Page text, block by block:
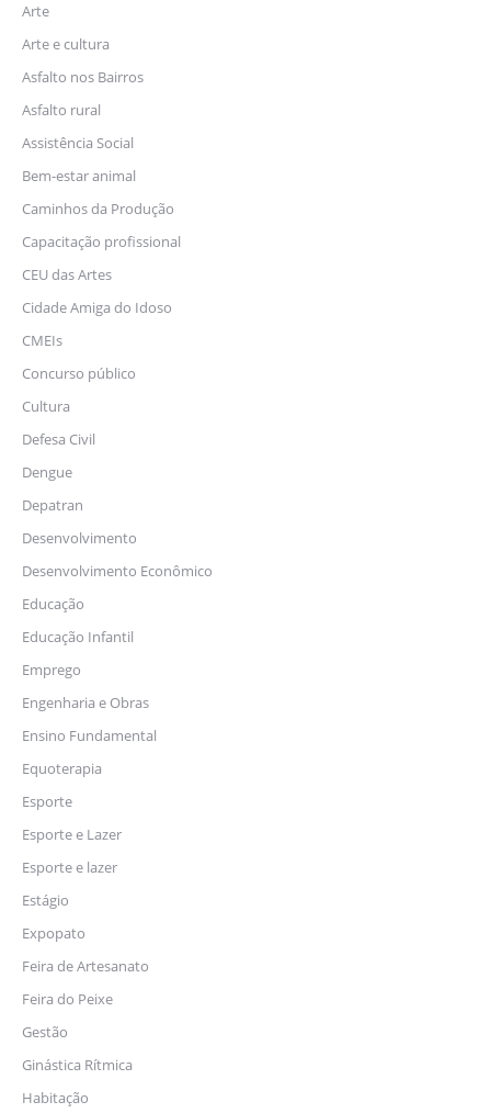
Arte
Arte e cultura
Asfalto nos Bairros
Asfalto rural
Assistência Social
Bem-estar animal
Caminhos da Produção
Capacitação profissional
CEU das Artes
Cidade Amiga do Idoso
CMEIs
Concurso público
Cultura
Defesa Civil
Dengue
Depatran
Desenvolvimento
Desenvolvimento Econômico
Educação
Educação Infantil
Emprego
Engenharia e Obras
Ensino Fundamental
Equoterapia
Esporte
Esporte e Lazer
Esporte e lazer
Estágio
Expopato
Feira de Artesanato
Feira do Peixe
Gestão
Ginástica Rítmica
Habitação